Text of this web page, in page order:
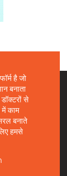
है जो
बनाता
से
में काम
बनाते
हमसे